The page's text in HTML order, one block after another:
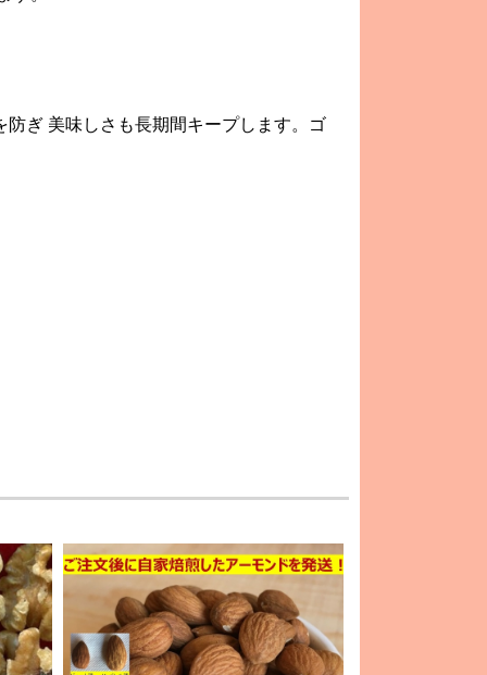
ぎ 美味しさも長期間キープします。ゴ